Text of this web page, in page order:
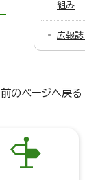
組み
広報誌
前のページへ戻る